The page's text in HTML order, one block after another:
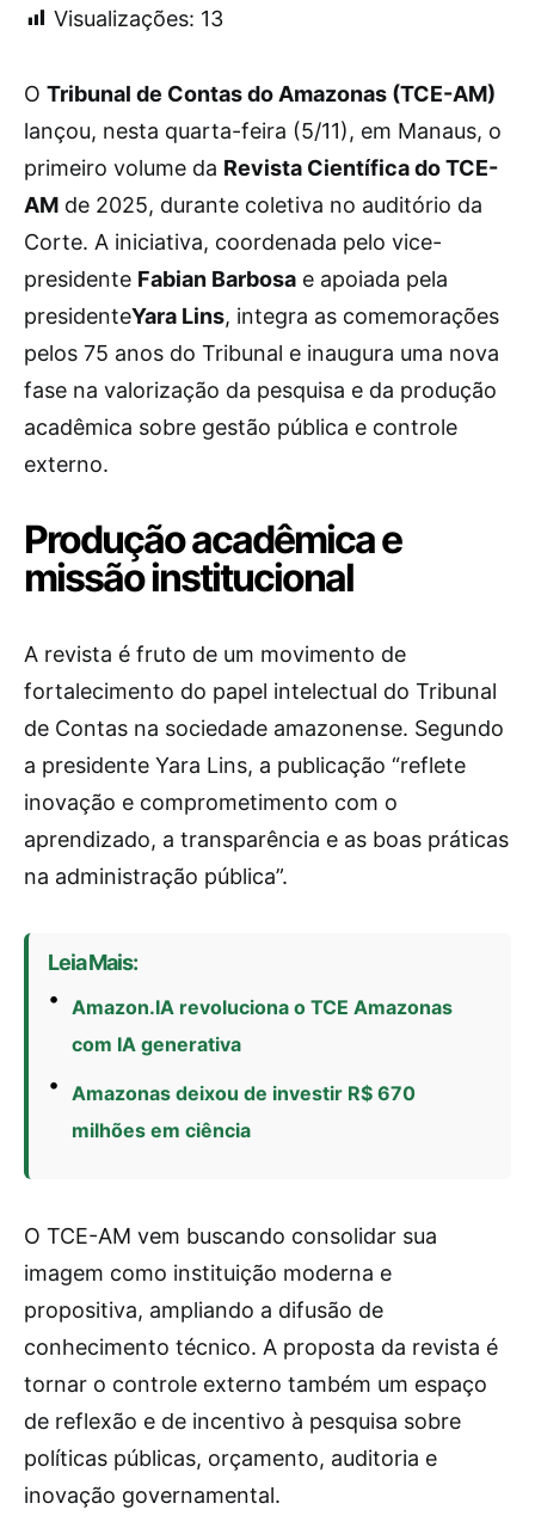
Visualizações: 13
O Tribunal de Contas do Amazonas (TCE-AM)
lançou, nesta quarta-feira (5/11), em Manaus, o
primeiro volume da Revista Científica do TCE-
AM de 2025, durante coletiva no auditório da
Corte. A iniciativa, coordenada pelo vice-
presidente Fabian Barbosa e apoiada pela
presidenteYara Lins, integra as comemorações
pelos 75 anos do Tribunal e inaugura uma nova
fase na valorização da pesquisa e da produção
acadêmica sobre gestão pública e controle
externo.
Produção acadêmica e
missão institucional
A revista é fruto de um movimento de
fortalecimento do papel intelectual do Tribunal
de Contas na sociedade amazonense. Segundo
a presidente Yara Lins, a publicação “reflete
inovação e comprometimento com o
aprendizado, a transparência e as boas práticas
na administração pública”.
Leia Mais:
Amazon.IA revoluciona o TCE Amazonas
com IA generativa
Amazonas deixou de investir R$ 670
milhões em ciência
O TCE-AM vem buscando consolidar sua
imagem como instituição moderna e
propositiva, ampliando a difusão de
conhecimento técnico. A proposta da revista é
tornar o controle externo também um espaço
de reflexão e de incentivo à pesquisa sobre
políticas públicas, orçamento, auditoria e
inovação governamental.